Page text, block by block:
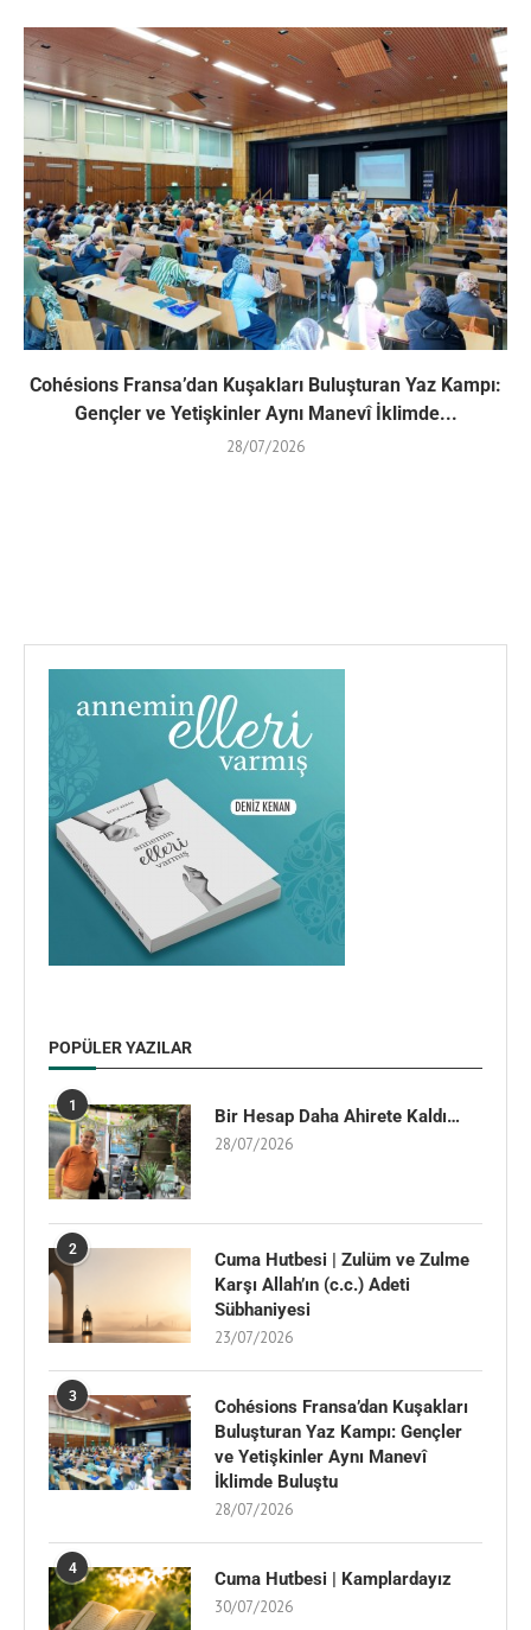
Cohésions Fransa’dan Kuşakları Buluşturan Yaz Kampı:
Gençler ve Yetişkinler Aynı Manevî İklimde...
28/07/2026
POPÜLER YAZILAR
1 Bir Hesap Daha Ahirete Kaldı…
28/07/2026
2
Cuma Hutbesi | Zulüm ve Zulme
Karşı Allah’ın (c.c.) Adeti
Sübhaniyesi
23/07/2026
3
Cohésions Fransa’dan Kuşakları
Buluşturan Yaz Kampı: Gençler
ve Yetişkinler Aynı Manevî
İklimde Buluştu
28/07/2026
4 Cuma Hutbesi | Kamplardayız
30/07/2026